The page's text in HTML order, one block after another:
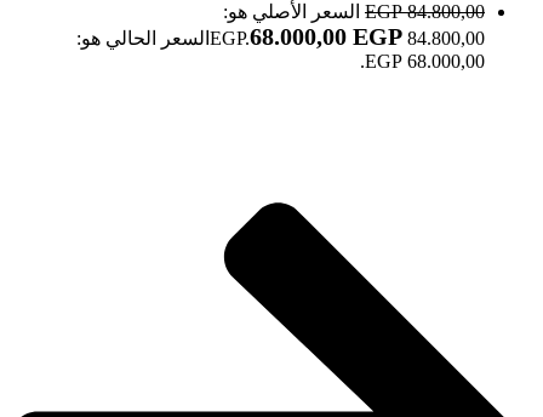
84.800,00
EGP
السعر الأصلي هو:
84.800,00 EGP.
68.000,00EGP
السعر الحالي هو:
68.000,00 EGP.